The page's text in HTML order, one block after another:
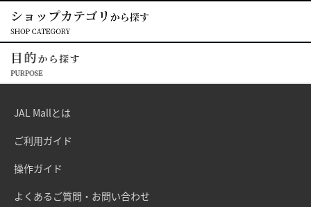
JAL Mallとは
ご利用ガイド
操作ガイド
よくあるご質問・お問い合わせ